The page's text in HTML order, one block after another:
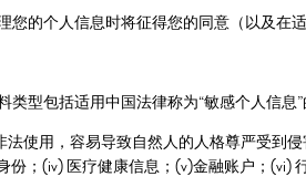
的个人信息时将征得您的同意（以及在
型包括适用中国法律称为“敏感个人信息”
法使用，容易导致自然人的人格尊严受到
；(iv) 医疗健康信息；(v)金融账户；(vi)